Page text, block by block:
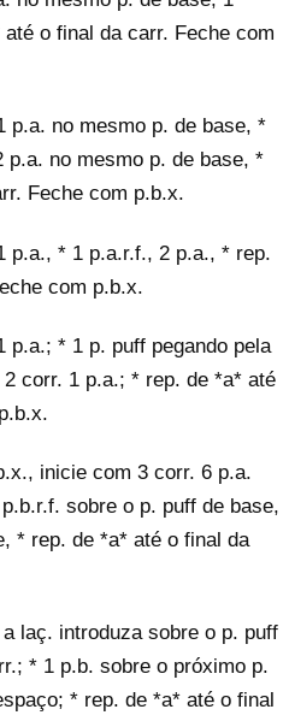
o final da carr. Feche com
p.a. no mesmo p. de base, *
no mesmo p. de base, *
Feche com p.b.x.
p.a., * 1 p.a.r.f., 2 p.a., * rep.
com p.b.x.
p.a.; * 1 p. puff pegando pela
corr. 1 p.a.; * rep. de *a* até
inicie com 3 corr. 6 p.a.
sobre o p. puff de base,
* rep. de *a* até o final da
laç. introduza sobre o p. puff
* 1 p.b. sobre o próximo p.
* rep. de *a* até o final